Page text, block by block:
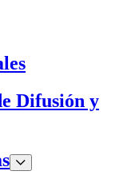
Difusión y